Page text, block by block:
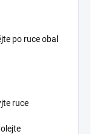
po ruce obal
ruce